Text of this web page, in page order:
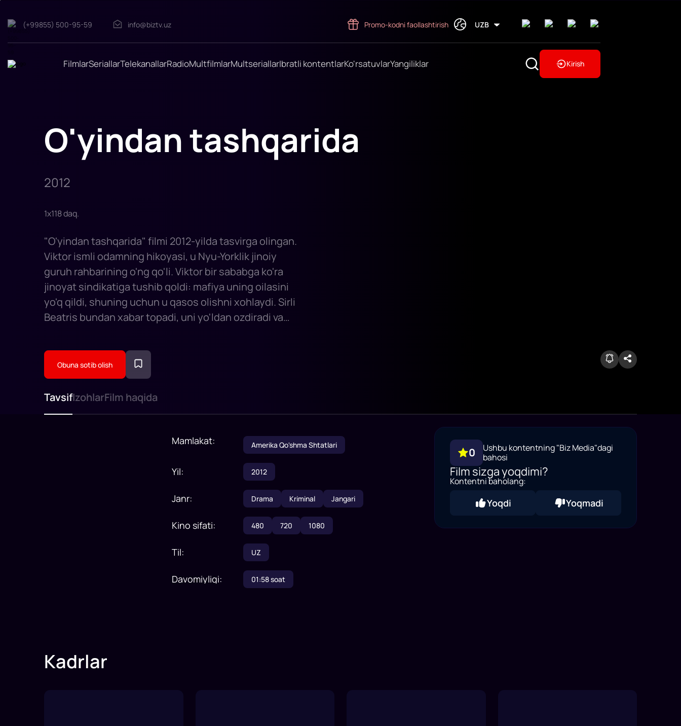
O'yindan
filmi
2012-
(+99855) 500-95-59 info@biztv.uz Promo-kodni faollashtirish UZB
FilmlarSeriallarTelekanallarRadioMultfilmlarMultseriallarIbratli kontentlarKo'rsatuvlarYangiliklar Kirish
O'yindan tashqarida
2012
1x118daq.
"O'yindan tashqarida" filmi 2012-yilda tasvirga olingan.
Viktor ismli odamning hikoyasi, u Nyu-Yorklik jinoiy
guruh rahbarining o'ng qo'li. Viktor bir sababga ko'ra
jinoyat sindikatiga tushib qoldi: mafiya uning oilasini
yo'q qildi, shuning uchun u qasos olishni xohlaydi. Sirli
Beatris bundan xabar topadi, uni yo'ldan ozdiradi va
bitta maqsadi bor - qasos. Va bu ularni qonli tanbehga
olib boradi.
Obuna sotib olish
TavsifIzohlarFilm haqida
Mamlakat: Amerika Qo'shma Shtatlari
Yil: 2012
Janr: Drama Kriminal Jangari
Kino sifati: 480 720 1080
Til: UZ
Davomiyligi: 01:58soat
0
Ushbu kontentning "Biz Media"dagi
bahosi
Film sizga yoqdimi?
Kontentni baholang:
Yoqdi Yoqmadi
Kadrlar